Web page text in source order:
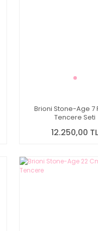
Brioni Stone-Age 7
Tencere Seti
12.250,00 TL